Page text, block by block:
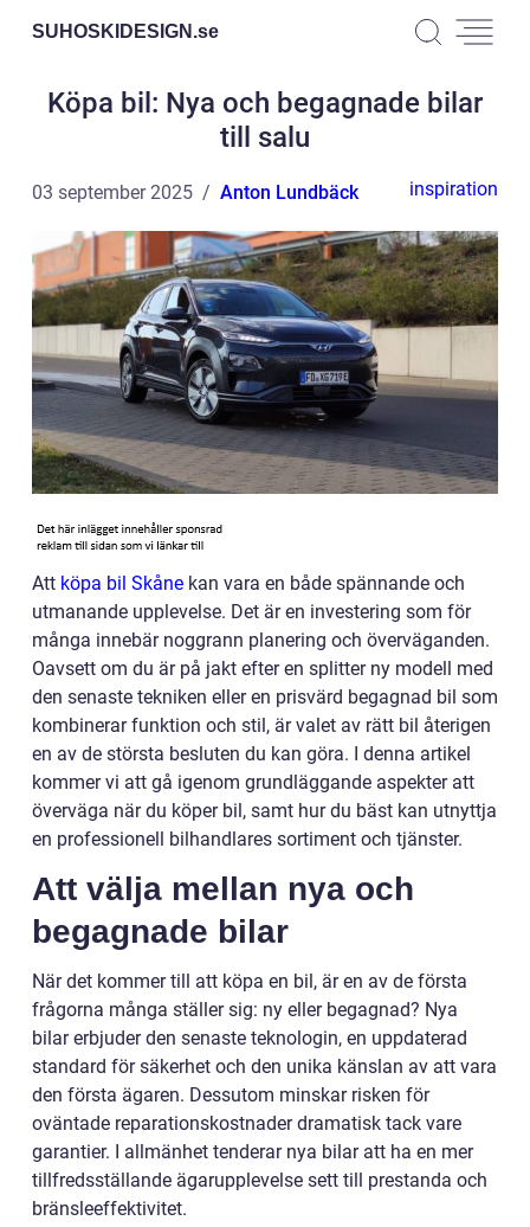
SUHOSKIDESIGN.se
Köpa bil: Nya och begagnade bilar
till salu
03 september 2025 Anton Lundbäck inspiration
Att köpa bil Skåne kan vara en både spännande och
utmanande upplevelse. Det är en investering som för
många innebär noggrann planering och överväganden.
Oavsett om du är på jakt efter en splitter ny modell med
den senaste tekniken eller en prisvärd begagnad bil som
kombinerar funktion och stil, är valet av rätt bil återigen
en av de största besluten du kan göra. I denna artikel
kommer vi att gå igenom grundläggande aspekter att
överväga när du köper bil, samt hur du bäst kan utnyttja
en professionell bilhandlares sortiment och tjänster.
Att välja mellan nya och
begagnade bilar
När det kommer till att köpa en bil, är en av de första
frågorna många ställer sig: ny eller begagnad? Nya
bilar erbjuder den senaste teknologin, en uppdaterad
standard för säkerhet och den unika känslan av att vara
den första ägaren. Dessutom minskar risken för
oväntade reparationskostnader dramatisk tack vare
garantier. I allmänhet tenderar nya bilar att ha en mer
tillfredsställande ägarupplevelse sett till prestanda och
bränsleeffektivitet.